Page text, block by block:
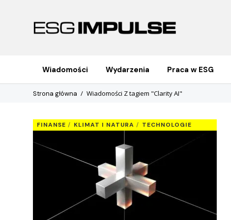
Wiadomości Wydarzenia Praca w ESG
Strona główna Wiadomości Z tagiem "Clarity AI"
FINANSE KLIMAT I NATURA TECHNOLOGIE